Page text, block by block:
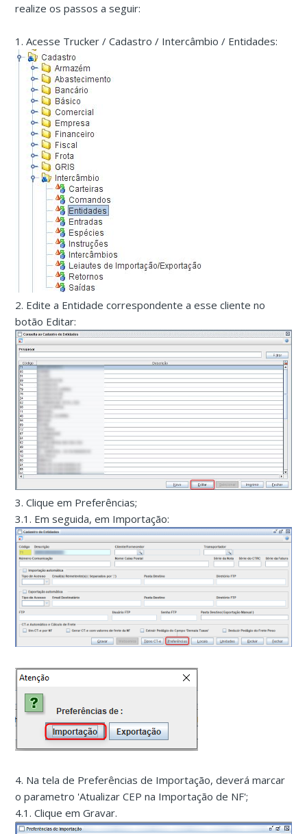
realize os passos a seguir:
1. Acesse Trucker / Cadastro / Intercâmbio / Entidades:
2. Edite a Entidade correspondente a esse cliente no
botão Editar:
3. Clique em Preferências;
3.1. Em seguida, em Importação:
4. Na tela de Preferências de Importação, deverá marcar
o parametro 'Atualizar CEP na Importação de NF';
4.1. Clique em Gravar.